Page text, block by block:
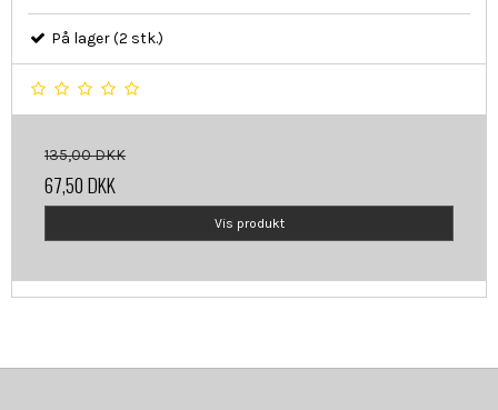
På lager (2 stk.)
135,00 DKK
67,50 DKK
Vis produkt